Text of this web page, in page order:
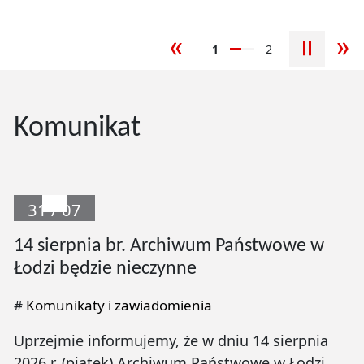
poprzedni slajd
1 2
Komunikat
31 / 07
14 sierpnia br. Archiwum Państwowe w
Łodzi będzie nieczynne
# Komunikaty i zawiadomienia
Uprzejmie informujemy, że w dniu 14 sierpnia